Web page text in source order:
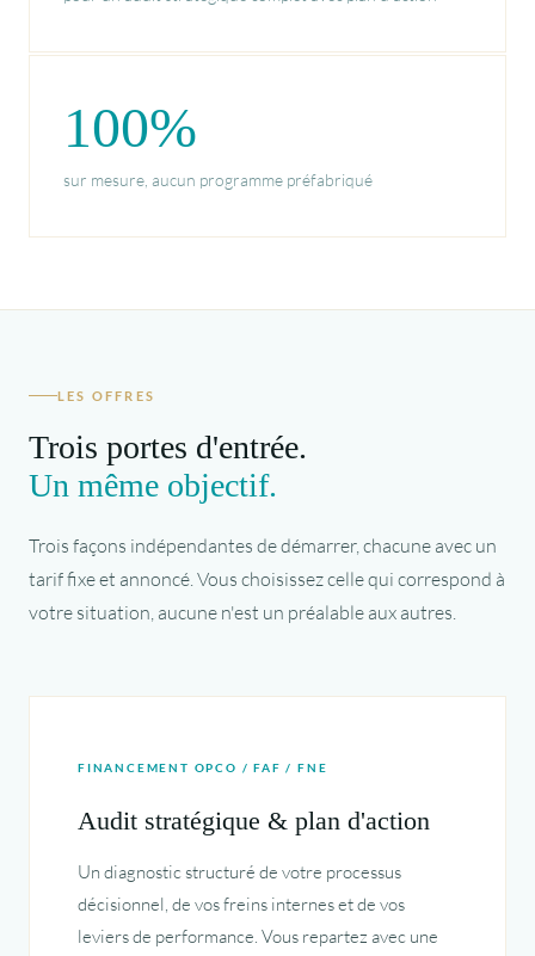
100%
sur mesure, aucun programme préfabriqué
LES OFFRES
Trois portes d'entrée.
Un même objectif.
Trois façons indépendantes de démarrer, chacune avec un
tarif fixe et annoncé. Vous choisissez celle qui correspond à
votre situation, aucune n'est un préalable aux autres.
FINANCEMENT OPCO / FAF / FNE
Audit stratégique & plan d'action
Un diagnostic structuré de votre processus
décisionnel, de vos freins internes et de vos
leviers de performance. Vous repartez avec une